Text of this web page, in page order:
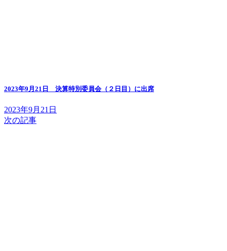
2023年9月21日 決算特別委員会（２日目）に出席
2023年9月21日
次の記事